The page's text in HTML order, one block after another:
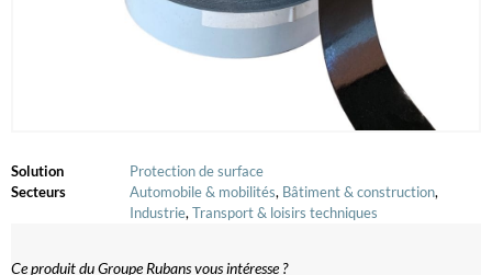
Solution
Protection de surface
Secteurs
Automobile & mobilités, Bâtiment & construction,
Industrie, Transport & loisirs techniques
Ce produit du Groupe Rubans vous intéresse ?